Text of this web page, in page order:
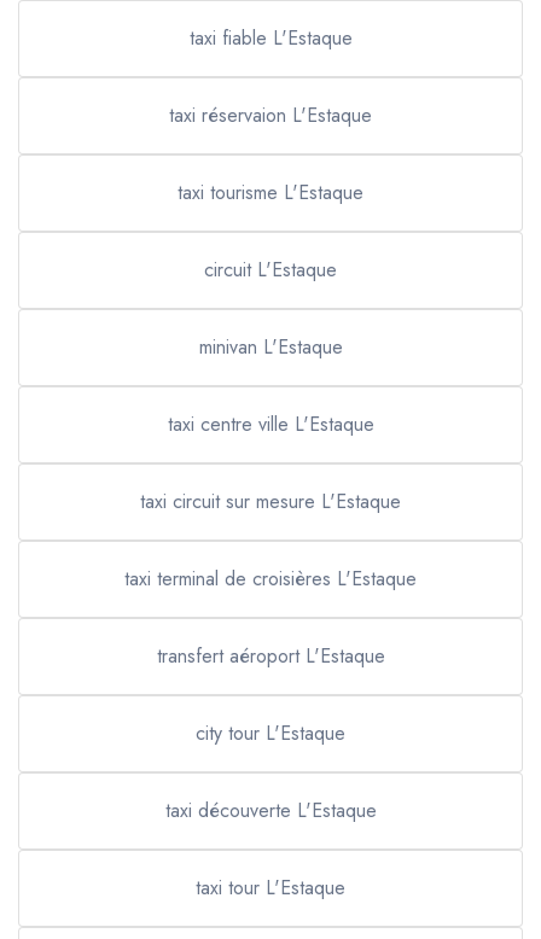
taxi fiable L'Estaque
taxi réservaion L'Estaque
taxi tourisme L'Estaque
circuit L'Estaque
minivan L'Estaque
taxi centre ville L'Estaque
taxi circuit sur mesure L'Estaque
taxi terminal de croisières L'Estaque
transfert aéroport L'Estaque
city tour L'Estaque
taxi découverte L'Estaque
taxi tour L'Estaque